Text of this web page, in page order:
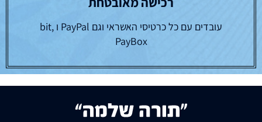
עובדים עם כל כרטיסי האשראי וגם PayPal ו bit,
PayBox